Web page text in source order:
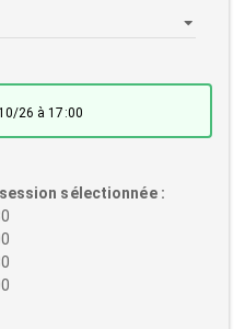
26 à 17:00
sélectionnée :